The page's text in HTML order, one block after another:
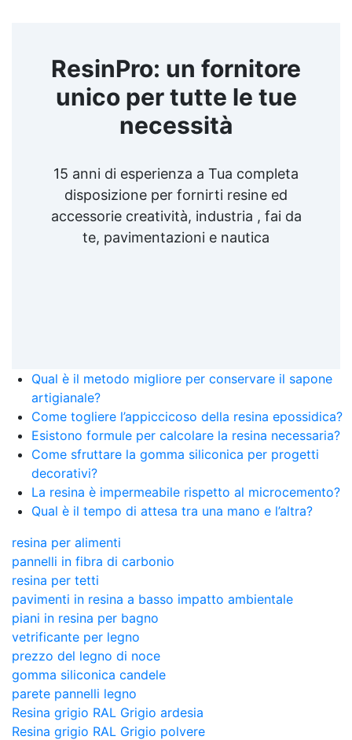
ResinPro: un fornitore
unico per tutte le tue
necessità
15 anni di esperienza a Tua completa
disposizione per fornirti resine ed
accessorie creatività, industria , fai da
te, pavimentazioni e nautica
Qual è il metodo migliore per conservare il sapone
artigianale?
Come togliere l’appiccicoso della resina epossidica?
Esistono formule per calcolare la resina necessaria?
Come sfruttare la gomma siliconica per progetti
decorativi?
La resina è impermeabile rispetto al microcemento?
Qual è il tempo di attesa tra una mano e l’altra?
resina per alimenti
pannelli in fibra di carbonio
resina per tetti
pavimenti in resina a basso impatto ambientale
piani in resina per bagno
vetrificante per legno
prezzo del legno di noce
gomma siliconica candele
parete pannelli legno
Resina grigio RAL Grigio ardesia
Resina grigio RAL Grigio polvere